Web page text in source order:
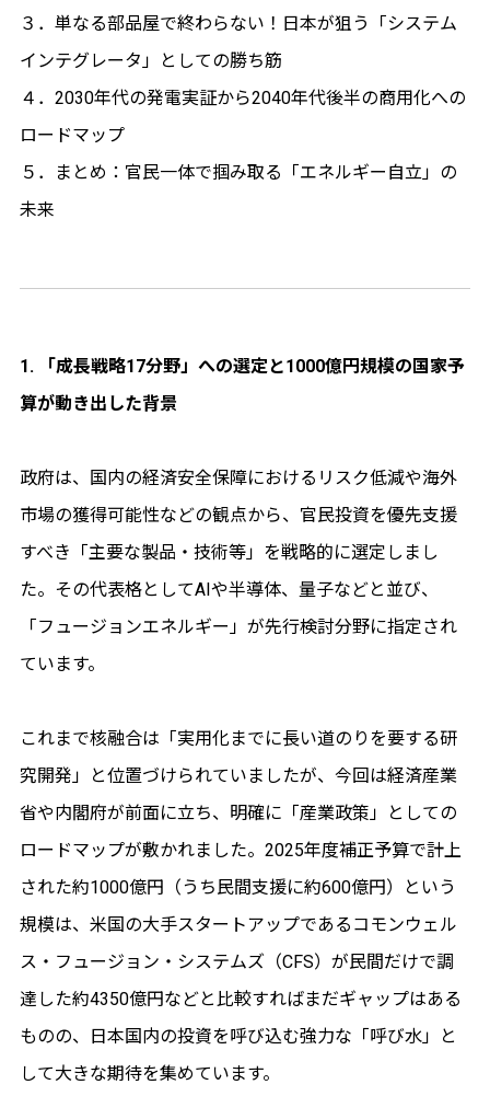
３．単なる部品屋で終わらない！日本が狙う「システム
インテグレータ」としての勝ち筋
４．2030年代の発電実証から2040年代後半の商用化への
ロードマップ
５．まとめ：官民一体で掴み取る「エネルギー自立」の
未来
1. 「成長戦略17分野」への選定と1000億円規模の国家予
算が動き出した背景
政府は、国内の経済安全保障におけるリスク低減や海外
市場の獲得可能性などの観点から、官民投資を優先支援
すべき「主要な製品・技術等」を戦略的に選定しまし
た。その代表格としてAIや半導体、量子などと並び、
「フュージョンエネルギー」が先行検討分野に指定され
ています。
これまで核融合は「実用化までに長い道のりを要する研
究開発」と位置づけられていましたが、今回は経済産業
省や内閣府が前面に立ち、明確に「産業政策」としての
ロードマップが敷かれました。2025年度補正予算で計上
された約1000億円（うち民間支援に約600億円）という
規模は、米国の大手スタートアップであるコモンウェル
ス・フュージョン・システムズ（CFS）が民間だけで調
達した約4350億円などと比較すればまだギャップはある
ものの、日本国内の投資を呼び込む強力な「呼び水」と
して大きな期待を集めています。